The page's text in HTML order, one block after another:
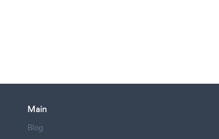
Main
Blog